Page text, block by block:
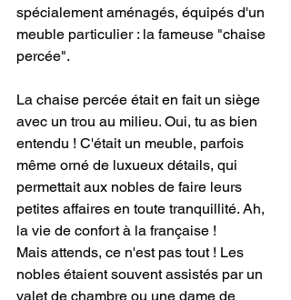
spécialement aménagés, équipés d'un
meuble particulier : la fameuse "chaise
percée".
La chaise percée était en fait un siège
avec un trou au milieu. Oui, tu as bien
entendu ! C'était un meuble, parfois
même orné de luxueux détails, qui
permettait aux nobles de faire leurs
petites affaires en toute tranquillité. Ah,
la vie de confort à la française !
Mais attends, ce n'est pas tout ! Les
nobles étaient souvent assistés par un
valet de chambre ou une dame de